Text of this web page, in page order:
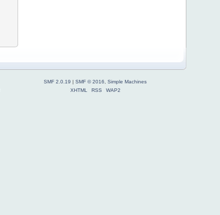
SMF 2.0.19 |SMF © 2016 ,Simple Machines
XHTML
RSS WAP2